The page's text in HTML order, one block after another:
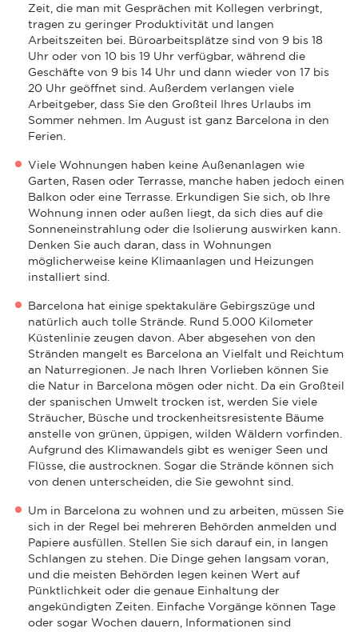
Zeit, die man mit Gesprächen mit Kollegen verbringt,
tragen zu geringer Produktivität und langen
Arbeitszeiten bei. Büroarbeitsplätze sind von 9 bis 18
Uhr oder von 10 bis 19 Uhr verfügbar, während die
Geschäfte von 9 bis 14 Uhr und dann wieder von 17 bis
20 Uhr geöffnet sind. Außerdem verlangen viele
Arbeitgeber, dass Sie den Großteil Ihres Urlaubs im
Sommer nehmen. Im August ist ganz Barcelona in den
Ferien.
Viele Wohnungen haben keine Außenanlagen wie
Garten, Rasen oder Terrasse, manche haben jedoch einen
Balkon oder eine Terrasse. Erkundigen Sie sich, ob Ihre
Wohnung innen oder außen liegt, da sich dies auf die
Sonneneinstrahlung oder die Isolierung auswirken kann.
Denken Sie auch daran, dass in Wohnungen
möglicherweise keine Klimaanlagen und Heizungen
installiert sind.
Barcelona hat einige spektakuläre Gebirgszüge und
natürlich auch tolle Strände. Rund 5.000 Kilometer
Küstenlinie zeugen davon. Aber abgesehen von den
Stränden mangelt es Barcelona an Vielfalt und Reichtum
an Naturregionen. Je nach Ihren Vorlieben können Sie
die Natur in Barcelona mögen oder nicht. Da ein Großteil
der spanischen Umwelt trocken ist, werden Sie viele
Sträucher, Büsche und trockenheitsresistente Bäume
anstelle von grünen, üppigen, wilden Wäldern vorfinden.
Aufgrund des Klimawandels gibt es weniger Seen und
Flüsse, die austrocknen. Sogar die Strände können sich
von denen unterscheiden, die Sie gewohnt sind.
Um in Barcelona zu wohnen und zu arbeiten, müssen Sie
sich in der Regel bei mehreren Behörden anmelden und
Papiere ausfüllen. Stellen Sie sich darauf ein, in langen
Schlangen zu stehen. Die Dinge gehen langsam voran,
und die meisten Behörden legen keinen Wert auf
Pünktlichkeit oder die genaue Einhaltung der
angekündigten Zeiten. Einfache Vorgänge können Tage
oder sogar Wochen dauern, Informationen sind